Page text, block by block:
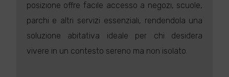
posizione offre facile accesso a negozi, scuole,
parchi e altri servizi essenziali, rendendola una
soluzione abitativa ideale per chi desidera
vivere in un contesto sereno ma non isolato.